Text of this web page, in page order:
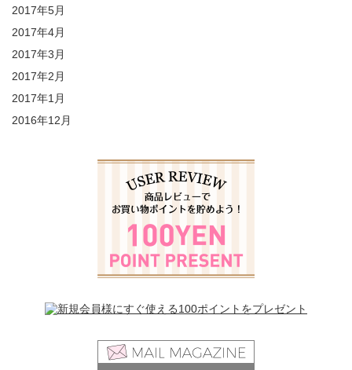
2017年5月
2017年4月
2017年3月
2017年2月
2017年1月
2016年12月